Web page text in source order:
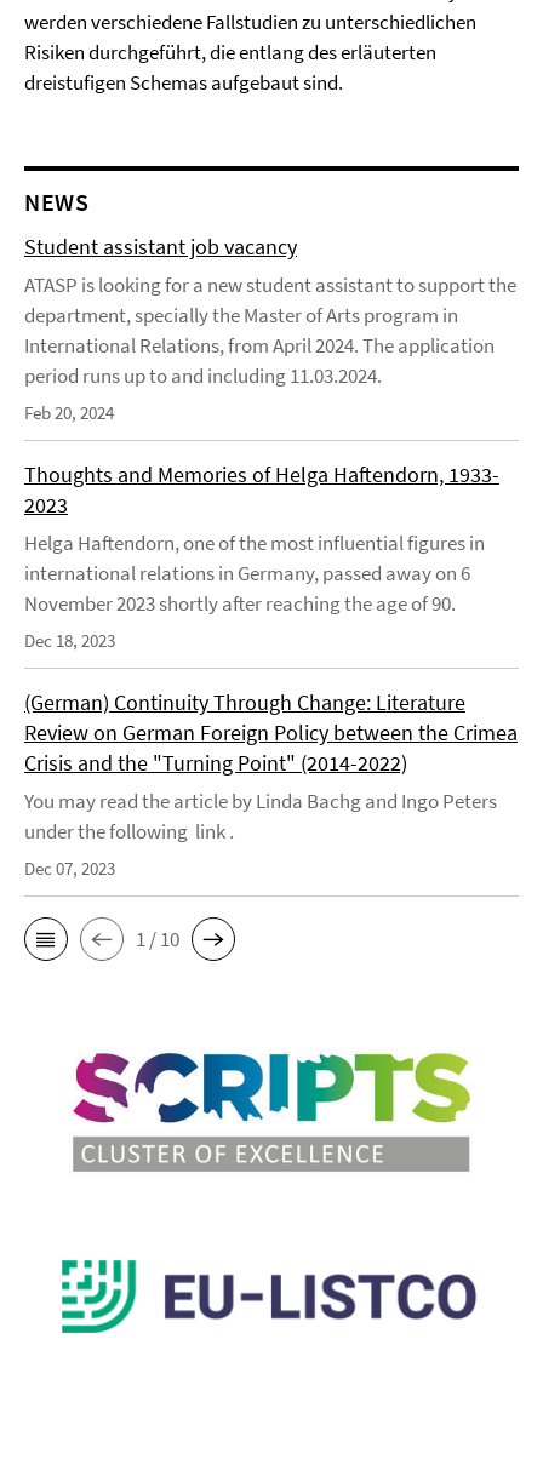
werden verschiedene Fallstudien zu unterschiedlichen
Risiken durchgeführt, die entlang des erläuterten
dreistufigen Schemas aufgebaut sind.
NEWS
Student assistant job vacancy
ATASP is looking for a new student assistant to support the
department, specially the Master of Arts program in
International Relations, from April 2024. The application
period runs up to and including 11.03.2024.
Feb 20, 2024
Thoughts and Memories of Helga Haftendorn, 1933-
2023
Helga Haftendorn, one of the most influential figures in
international relations in Germany, passed away on 6
November 2023 shortly after reaching the age of 90.
Dec 18, 2023
(German) Continuity Through Change: Literature
Review on German Foreign Policy between the Crimea
Crisis and the "Turning Point" (2014-2022)
You may read the article by Linda Bachg and Ingo Peters
under the following link .
Dec 07, 2023
1 / 10